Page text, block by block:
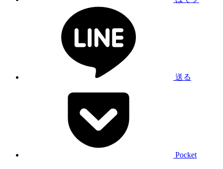
送る
Pocket